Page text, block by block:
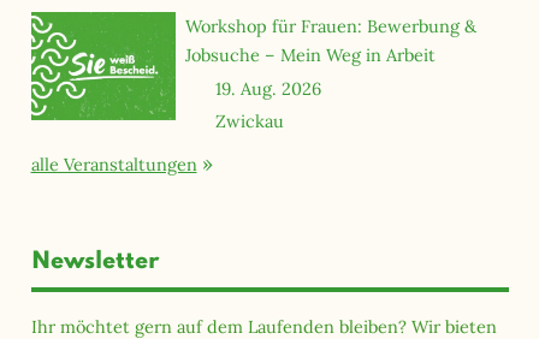
Workshop für Frauen: Bewerbung &
Jobsuche – Mein Weg in Arbeit
19. Aug. 2026
Zwickau
alle Veranstaltungen
Newsletter
Ihr möchtet gern auf dem Laufenden bleiben? Wir bieten